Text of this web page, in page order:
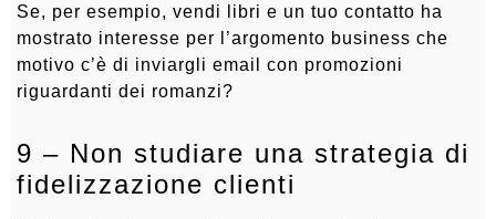
Se, per esempio, vendi libri e un tuo contatto ha
mostrato interesse per l’argomento business che
motivo c’è di inviargli email con promozioni
riguardanti dei romanzi?
9 – Non studiare una strategia di
fidelizzazione clienti